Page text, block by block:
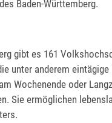
Baden-Württemberg.
gibt es 161
unter anderem
Wochenende oder
Sie ermöglichen